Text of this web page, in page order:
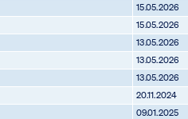
15.05.2026
15.05.2026
13.05.2026
13.05.2026
13.05.2026
20.11.2024
09.01.2025